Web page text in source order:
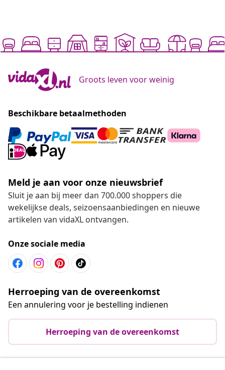
Groots leven voor weinig
Beschikbare betaalmethoden
Meld je aan voor onze nieuwsbrief
Sluit je aan bij meer dan 700.000 shoppers die
wekelijkse deals, seizoensaanbiedingen en nieuwe
artikelen van vidaXL ontvangen.
Onze sociale media
Herroeping van de overeenkomst
Een annulering voor je bestelling indienen
Herroeping van de overeenkomst